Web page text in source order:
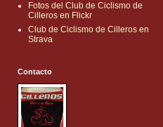
Fotos del Club de Ciclismo de
Cilleros en Flickr
Club de Ciclismo de Cilleros en
Strava
Contacto